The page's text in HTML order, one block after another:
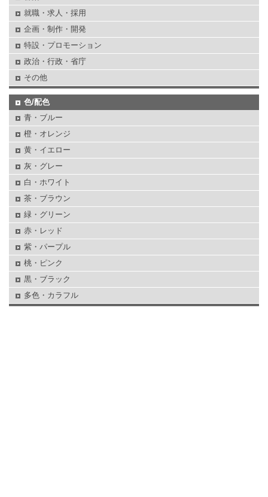
就職・求人・採用
企画・制作・開発
特設・プロモーション
政治・行政・省庁
その他
色/配色
青・ブルー
橙・オレンジ
黄・イエロー
灰・グレー
白・ホワイト
茶・ブラウン
緑・グリーン
赤・レッド
紫・パープル
桃・ピンク
黒・ブラック
多色・カラフル